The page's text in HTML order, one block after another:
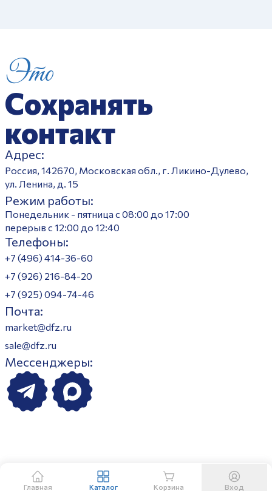
Это
Сохранять
контакт
Адрес:
Россия, 142670, Московская обл., г. Ликино-Дулево,
ул. Ленина, д. 15
Режим работы:
Понедельник - пятница с 08:00 до 17:00
перерыв с 12:00 до 12:40
Телефоны:
+7 (496) 414-36-60
+7 (926) 216-84-20
+7 (925) 094-74-46
Почта:
market@dfz.ru
sale@dfz.ru
Мессенджеры:
Главная Каталог Корзина Вход